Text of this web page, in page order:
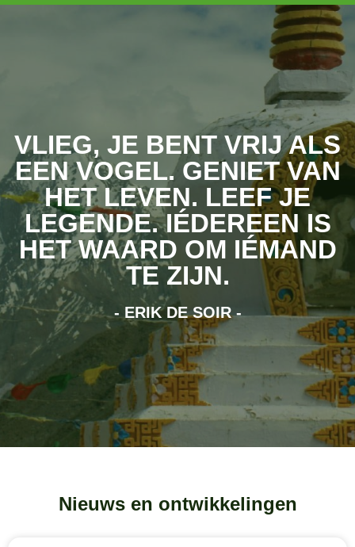
VLIEG, JE BENT VRIJ ALS
EEN VOGEL. GENIET VAN
HET LEVEN. LEEF JE
LEGENDE. IÉDEREEN IS
HET WAARD OM IÉMAND
TE ZIJN.
- ERIK DE SOIR -
Nieuws en ontwikkelingen